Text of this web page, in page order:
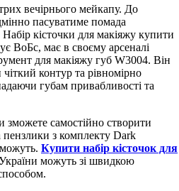
вечірнього мейкапу. До
пасуватиме помада
Набір кісточки для макіяжу купити
ВоБс, має в своєму арсеналі
для макіяжу губ W3004. Він
контур та рівномірно
губам привабливості та
самостійно створити
пензлики з комплекту Dark
Купити набір кісточок для
України можуть зі швидкою